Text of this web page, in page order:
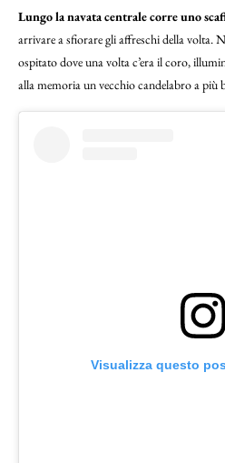
Lungo la navata centrale corre uno
arrivare a sfiorare gli affreschi della volta.
ospitato dove una volta c’era il coro,
alla memoria un vecchio candelabro a più
Visualizza questo